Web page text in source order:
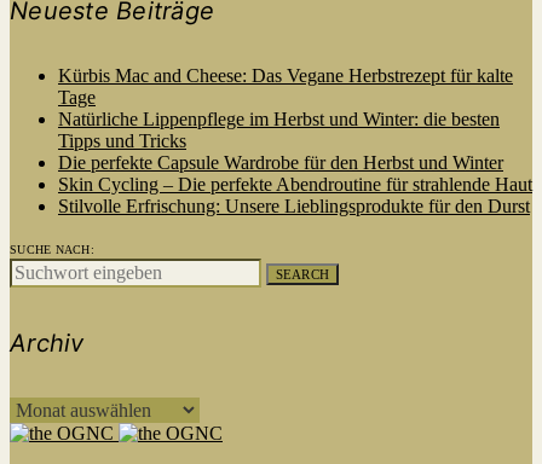
Neueste Beiträge
Kürbis Mac and Cheese: Das Vegane Herbstrezept für kalte
Tage
Natürliche Lippenpflege im Herbst und Winter: die besten
Tipps und Tricks
Die perfekte Capsule Wardrobe für den Herbst und Winter
Skin Cycling – Die perfekte Abendroutine für strahlende Haut
Stilvolle Erfrischung: Unsere Lieblingsprodukte für den Durst
SUCHE NACH:
SEARCH
Archiv
ARCHIV